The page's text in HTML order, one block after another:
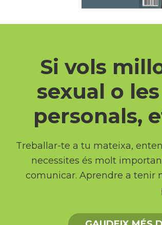
Si vols
sexual o
personals,
Treballar-te a tu mateixa,
necessites és molt
comunicar. Aprendre a tenir